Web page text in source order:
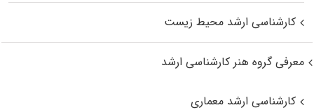
کارشناسی ارشد محیط زیست
معرفی گروه هنر کارشناسی ارشد
کارشناسی ارشد معماری